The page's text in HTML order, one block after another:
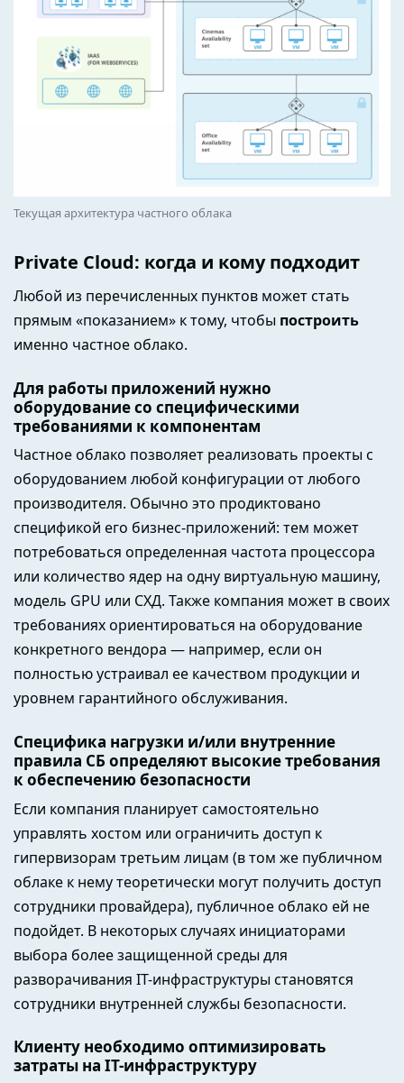
Текущая архитектура частного облака
Private Cloud: когда и кому подходит
Любой из перечисленных пунктов может стать
прямым «показанием» к тому, чтобы построить
именно частное облако.
Для работы приложений нужно
оборудование со специфическими
требованиями к компонентам
Частное облако позволяет реализовать проекты с
оборудованием любой конфигурации от любого
производителя. Обычно это продиктовано
спецификой его бизнес-приложений: тем может
потребоваться определенная частота процессора
или количество ядер на одну виртуальную машину,
модель GPU или СХД. Также компания может в своих
требованиях ориентироваться на оборудование
конкретного вендора — например, если он
полностью устраивал ее качеством продукции и
уровнем гарантийного обслуживания.
Специфика нагрузки и/или внутренние
правила СБ определяют высокие требования
к обеспечению безопасности
Если компания планирует самостоятельно
управлять хостом или ограничить доступ к
гипервизорам третьим лицам (в том же публичном
облаке к нему теоретически могут получить доступ
сотрудники провайдера), публичное облако ей не
подойдет. В некоторых случаях инициаторами
выбора более защищенной среды для
разворачивания IT-инфраструктуры становятся
сотрудники внутренней службы безопасности.
Клиенту необходимо оптимизировать
затраты на IT-инфраструктуру